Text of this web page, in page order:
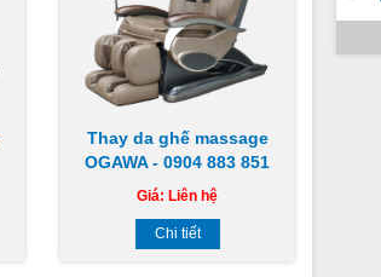
Thay da ghế massage
OGAWA - 0904 883 851
Giá: Liên hệ
Chi tiết